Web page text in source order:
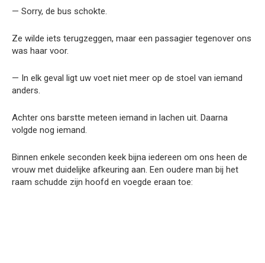
— Sorry, de bus schokte.
Ze wilde iets terugzeggen, maar een passagier tegenover ons
was haar voor.
— In elk geval ligt uw voet niet meer op de stoel van iemand
anders.
Achter ons barstte meteen iemand in lachen uit. Daarna
volgde nog iemand.
Binnen enkele seconden keek bijna iedereen om ons heen de
vrouw met duidelijke afkeuring aan. Een oudere man bij het
raam schudde zijn hoofd en voegde eraan toe: